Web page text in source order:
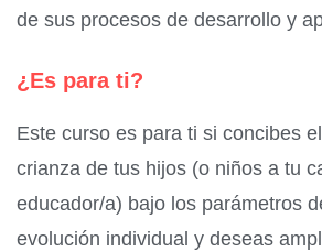
de sus procesos de desarrollo y
¿Es para ti?
Este curso es para ti si concibes
crianza de tus hijos (o niños a tu
educador/a) bajo los parámetros
evolución individual y deseas